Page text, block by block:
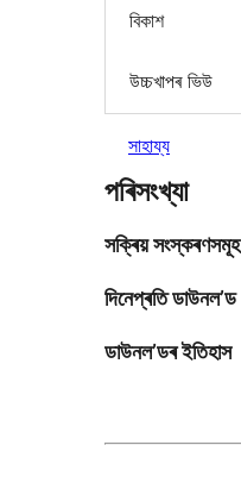
বিকাশ
উচ্চখাপৰ ভিউ
সাহায্য
পৰিসংখ্যা
সক্ৰিয় সংস্কৰণসমূহ
দিনেপ্ৰতি ডাউনল’ড
ডাউনল’ডৰ ইতিহাস